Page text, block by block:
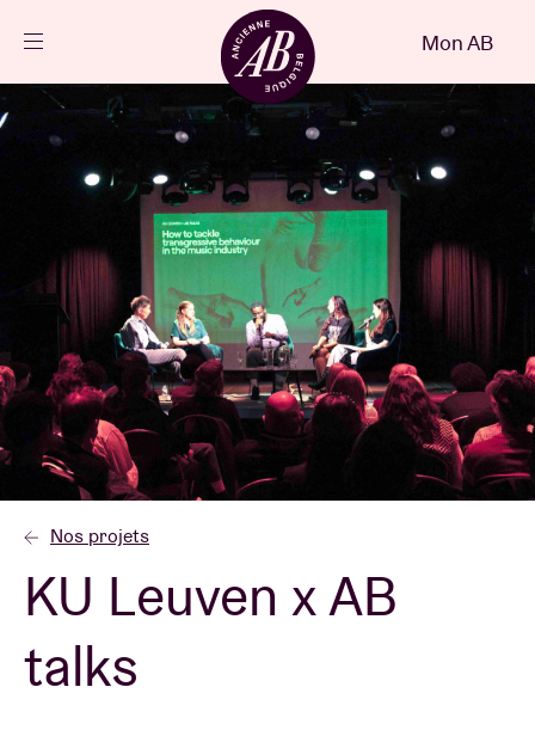
FR
Agenda
Projets
Actualités
Infos visiteurs
AB ❤ you
Location de salles
BRDCST
Mon AB
Nos projets
KU Leuven x AB
talks